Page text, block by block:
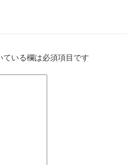
ている欄は必須項目です